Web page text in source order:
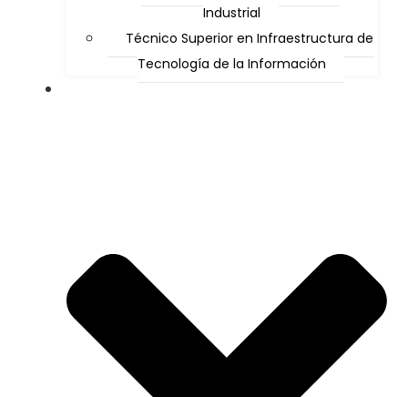
Industrial
Técnico Superior en Infraestructura de
Tecnología de la Información
Alumnos